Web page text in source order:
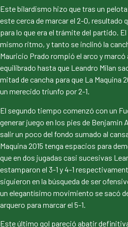
Este bilardismo hizo que tras un
este cerca de marcar el 2-0, resultado
para lo que era el trámite del partido.
mismo ritmo, y tanto se inclinó la
Mauricio Prado rompió el arco y marcó
equilibrado hasta que Leandro Milan
mitad de cancha para que La Maquina
un merecido triunfo por 2-1.
El segundo tiempo comenzó con un
generar juego en los pies de Benjamin
salir un poco del fondo sumado al
Maquina 2015 tenga espacios para
que en dos jugadas casi sucesivas
estamparon el 3-1 y 4-1
siguieron en la búsqueda de ser
un elegantísimo movimiento se sacó
arquero para marcar el 5-1.
Este último gol pareció abatir